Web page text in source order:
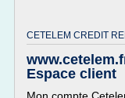
CETELEM CREDIT
Espace client